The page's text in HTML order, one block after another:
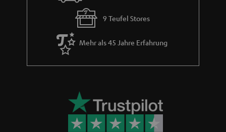
9 Teufel Stores
Mehr als 45 Jahre Erfahrung